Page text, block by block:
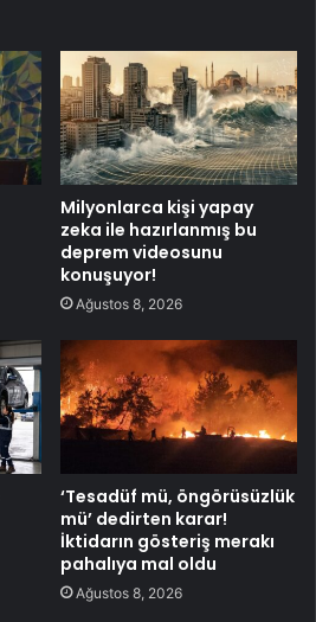
Milyonlarca kişi yapay
zeka ile hazırlanmış bu
deprem videosunu
konuşuyor!
Ağustos 8, 2026
‘Tesadüf mü, öngörüsüzlük
mü’ dedirten karar!
İktidarın gösteriş merakı
pahalıya mal oldu
Ağustos 8, 2026